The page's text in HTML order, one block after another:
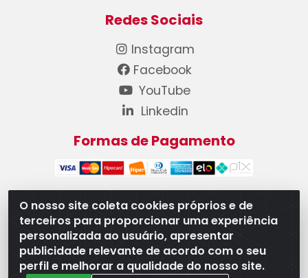
O nosso site coleta cookies próprios e de
terceiros para proporcionar uma experiência
personalizada ao usuário, apresentar
publicidade relevante de acordo com o seu
perfil e melhorar a qualidade do nosso site.
Redes Sociais
Instagram
Facebook
YouTube
Linkedin
Formas de Pagamento
WB Componentes Automotivos LTDA - CNPJ
08.528.393/0001-12 - Rua do Níquel, 667 - Parque
Oeste Industrial, Goiânia/GO - CEP 74375-660